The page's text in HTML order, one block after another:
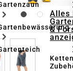
Alles
&